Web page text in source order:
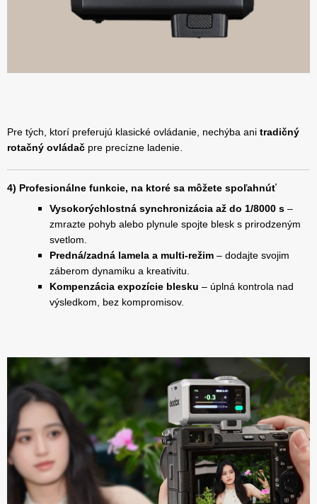
Pre tých, ktorí preferujú klasické ovládanie, nechýba ani tradičný
rotačný ovládač pre precízne ladenie.
4) Profesionálne funkcie, na ktoré sa môžete spoľahnúť
Vysokorýchlostná synchronizácia až do 1/8000 s –
zmrazte pohyb alebo plynule spojte blesk s prirodzeným
svetlom.
Predná/zadná lamela a multi-režim – dodajte svojim
záberom dynamiku a kreativitu.
Kompenzácia expozície blesku – úplná kontrola nad
výsledkom, bez kompromisov.